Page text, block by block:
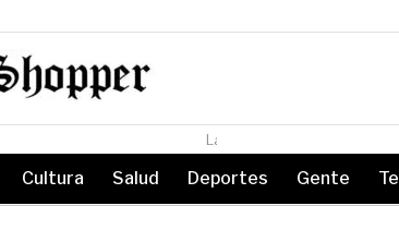
El alcalde Quimby
Cultura Salud Deportes Gente